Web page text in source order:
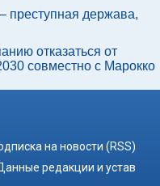
держава,
отказаться от
совместно с Марокко
на новости (RSS)
редакции и устав